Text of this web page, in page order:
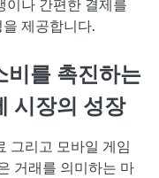
이나 간편한 결제를
제공합니다.
비를 촉진하는
시장의 성장
그리고 모바일 게임
거래를 의미하는 마